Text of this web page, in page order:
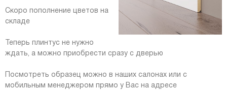
Скоро пополнение цветов на
складе
Теперь плинтус не нужно
ждать, а можно приобрести сразу с дверью
Посмотреть образец можно в наших салонах или с
мобильным менеджером прямо у Вас на адресе